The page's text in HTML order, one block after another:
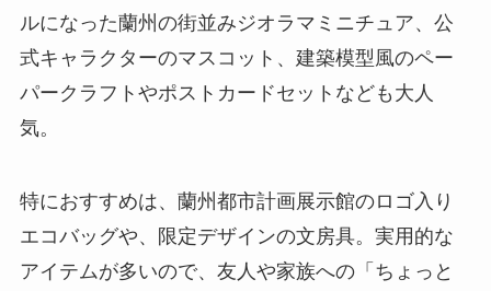
ルになった蘭州の街並みジオラマミニチュア、公
式キャラクターのマスコット、建築模型風のペー
パークラフトやポストカードセットなども大人
気。
特におすすめは、蘭州都市計画展示館のロゴ入り
エコバッグや、限定デザインの文房具。実用的な
アイテムが多いので、友人や家族への「ちょっと